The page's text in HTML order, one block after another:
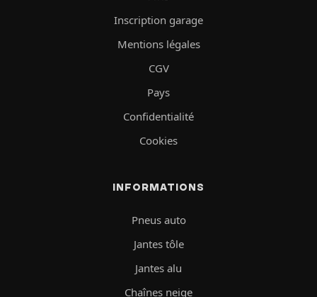
Inscription garage
Mentions légales
CGV
Pays
Confidentialité
Cookies
INFORMATIONS
Pneus auto
Jantes tôle
Jantes alu
Chaînes neige